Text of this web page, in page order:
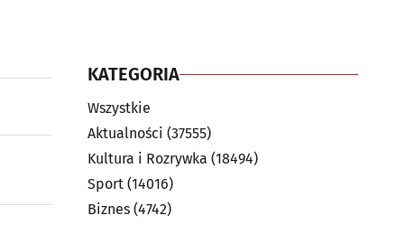
KATEGORIA
Wszystkie
Aktualności (37555)
Kultura i Rozrywka (18494)
Sport (14016)
Biznes (4742)